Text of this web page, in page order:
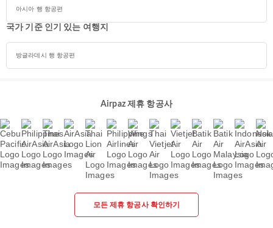
아시아 행 항공편
국가 기준 인기 있는 여행지
방글라데시 행 항공편
Airpaz 제휴 항공사
모든 제휴 항공사 확인하기